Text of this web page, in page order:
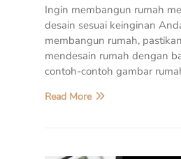
Ingin membangun rumah
desain sesuai keinginan
membangun rumah,
mendesain rumah dengan
contoh-contoh gambar
Read More